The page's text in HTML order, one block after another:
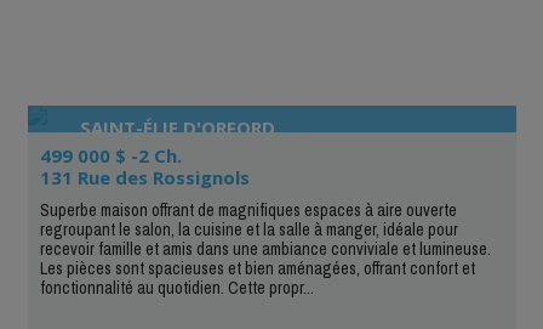
SAINT-ÉLIE D'ORFORD
499 000 $ -2 Ch.
131 Rue des Rossignols
Superbe maison offrant de magnifiques espaces à aire ouverte
regroupant le salon, la cuisine et la salle à manger, idéale pour
recevoir famille et amis dans une ambiance conviviale et lumineuse.
Les pièces sont spacieuses et bien aménagées, offrant confort et
fonctionnalité au quotidien. Cette propr...